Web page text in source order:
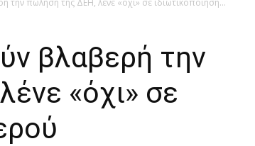
βλαβερή την
«όχι» σε